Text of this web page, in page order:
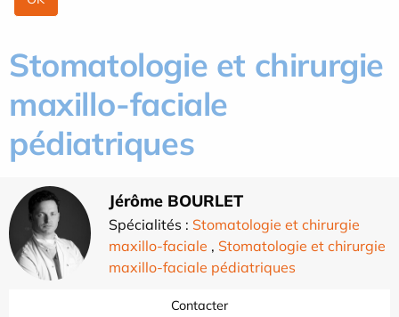
Stomatologie et chirurgie
maxillo-faciale
pédiatriques
Jérôme BOURLET
Spécialités : Stomatologie et chirurgie
maxillo-faciale , Stomatologie et chirurgie
maxillo-faciale pédiatriques
Contacter